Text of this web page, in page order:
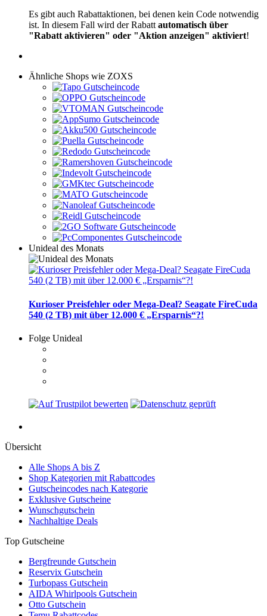
Es gibt auch Rabattaktionen, bei denen kein Code notwendig
ist. In diesem Fall wird der Rabattautomatisch über
"Rabatt aktivieren" oder "Aktion anzeigen" aktiviert!
Ähnliche Shops wie ZOXS
Unideal des Monats
Kurioser Preisfehler oder Mega-Deal? Seagate FireCuda
540 (2 TB) mit über 12.000 € „Ersparnis“?!
Folge Unideal
Übersicht
Alle Shops A bis Z
Shop Kategorien mit Rabattcodes
Gutscheincodes nach Kategorie
Exklusive Gutscheine
Wunschgutschein
Nachhaltige Deals
Top Gutscheine
Bergfreunde Gutschein
Reservix Gutschein
Turbopass Gutschein
AIDA Whirlpools Gutschein
Otto Gutschein